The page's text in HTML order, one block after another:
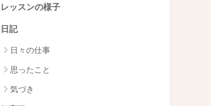
レッスンの様子
日記
日々の仕事
思ったこと
気づき